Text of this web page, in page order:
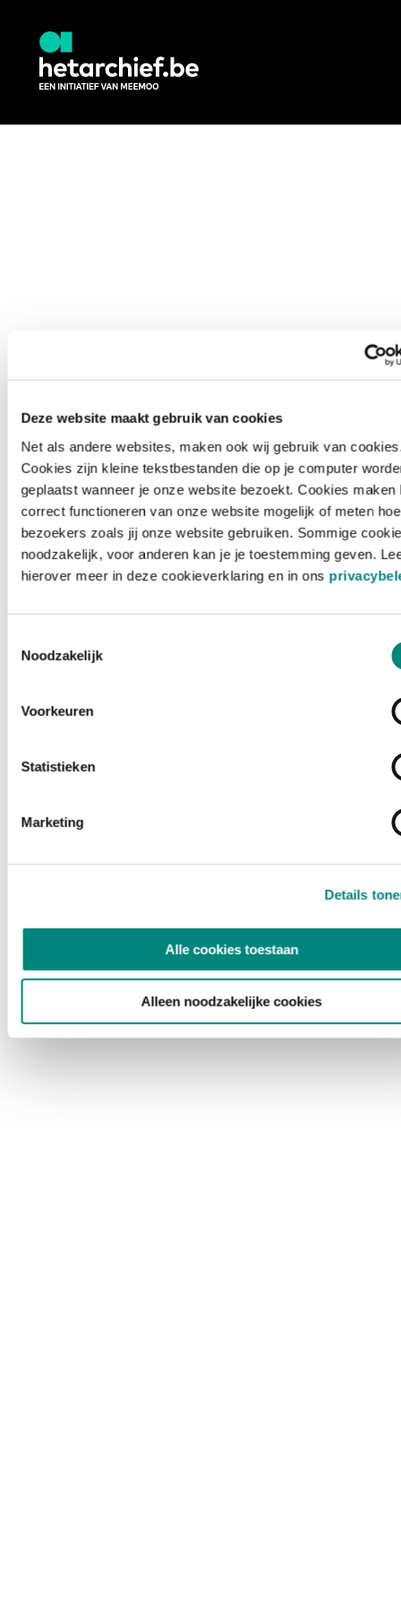
Deze website maakt gebruik van cookies
Net als andere websites, maken ook wij gebruik van
Cookies zijn kleine tekstbestanden die op je computer
geplaatst wanneer je onze website bezoekt. Cookies maken
correct functioneren van onze website mogelijk of meten hoe
bezoekers zoals jij onze website gebruiken. Sommige
noodzakelijk, voor anderen kan je je toestemming geven.
hierover meer in deze cookieverklaring en in ons
Noodzakelijk
Voorkeuren
Statistieken
Marketing
Details
Alle cookies toestaan
Alleen noodzakelijke cookies